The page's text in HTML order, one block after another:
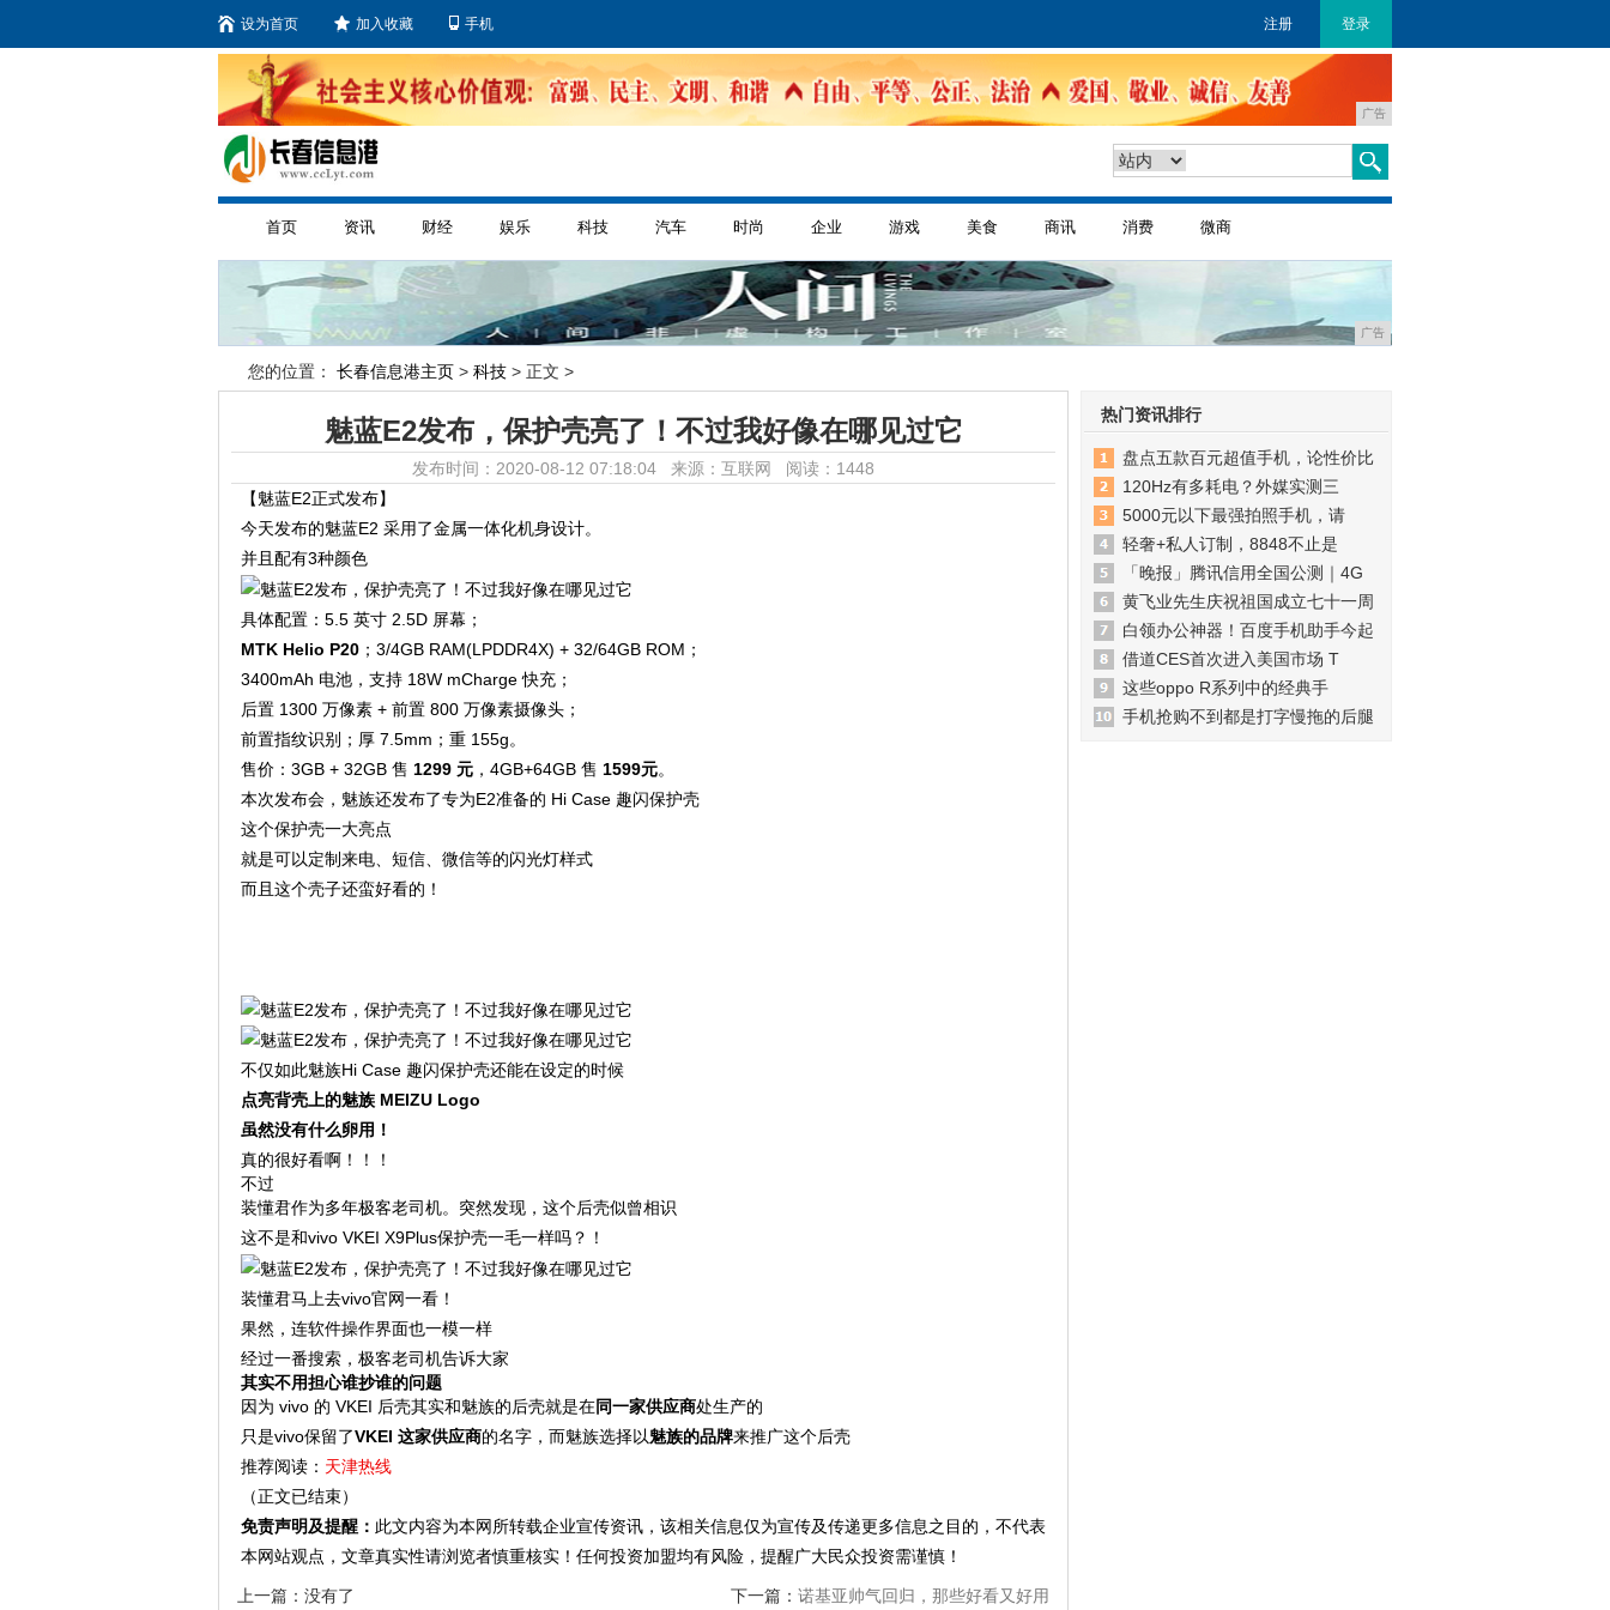
设为首页 加入收藏 手机 注册 登录
广告
首页 资讯 财经 娱乐 科技 汽车 时尚 企业 游戏 美食 商讯 消费 微商
广告
您的位置： 长春信息港主页 > 科技 > 正文 >
魅蓝E2发布，保护壳亮了！不过我好像在哪见过它
发布时间：2020-08-12 07:18:04 来源：互联网 阅读：1448
【魅蓝E2正式发布】
今天发布的魅蓝E2 采用了金属一体化机身设计。
并且配有3种颜色
具体配置：5.5 英寸 2.5D 屏幕；
MTK Helio P20；3/4GB RAM(LPDDR4X) + 32/64GB ROM；
3400mAh 电池，支持 18W mCharge 快充；
后置 1300 万像素 + 前置 800 万像素摄像头；
前置指纹识别；厚 7.5mm；重 155g。
售价：3GB + 32GB 售 1299 元，4GB+64GB 售 1599元。
本次发布会，魅族还发布了专为E2准备的 Hi Case 趣闪保护壳
这个保护壳一大亮点
就是可以定制来电、短信、微信等的闪光灯样式
而且这个壳子还蛮好看的！
不仅如此魅族Hi Case 趣闪保护壳还能在设定的时候
点亮背壳上的魅族 MEIZU Logo
虽然没有什么卵用！
真的很好看啊！！！
不过
装懂君作为多年极客老司机。突然发现，这个后壳似曾相识
这不是和vivo VKEI X9Plus保护壳一毛一样吗？！
装懂君马上去vivo官网一看！
果然，连软件操作界面也一模一样
经过一番搜索，极客老司机告诉大家
其实不用担心谁抄谁的问题
因为 vivo 的 VKEI 后壳其实和魅族的后壳就是在同一家供应商处生产的
只是vivo保留了VKEI 这家供应商的名字，而魅族选择以魅族的品牌来推广这个后壳
推荐阅读： 天津热线
（正文已结束）
免责声明及提醒： 此文内容为本网所转载企业宣传资讯，该相关信息仅为宣传及传递更多信息之目的，不代表
本网站观点，文章真实性请浏览者慎重核实！任何投资加盟均有风险，提醒广大民众投资需谨慎！
上一篇：没有了 下一篇： 诺基亚帅气回归，那些好看又好用
热门资讯排行
盘点五款百元超值手机，论性价比
120Hz有多耗电？外媒实测三
5000元以下最强拍照手机，请
轻奢+私人订制，8848不止是
「晚报」腾讯信用全国公测｜4G
黄飞业先生庆祝祖国成立七十一周
白领办公神器！百度手机助手今起
借道CES首次进入美国市场 T
这些oppo R系列中的经典手
手机抢购不到都是打字慢拖的后腿